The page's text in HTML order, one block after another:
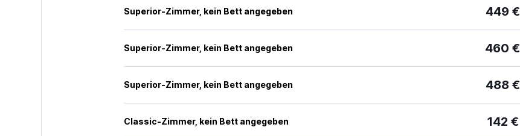
Superior-Zimmer, kein Bett angegeben 449 €
Superior-Zimmer, kein Bett angegeben 460 €
Superior-Zimmer, kein Bett angegeben 488 €
Classic-Zimmer, kein Bett angegeben 142 €